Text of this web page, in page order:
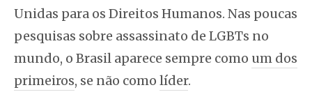
Unidas para os Direitos Humanos. Nas poucas
pesquisas sobre assassinato de LGBTs no
mundo, o Brasil aparece sempre como um dos
primeiros, se não como líder.